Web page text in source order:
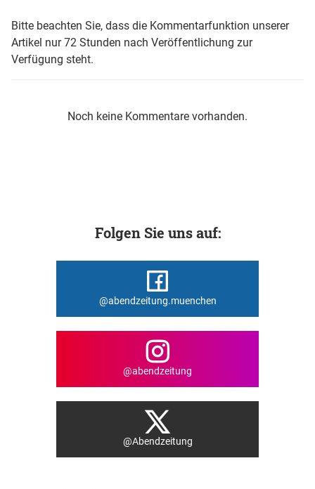
Bitte beachten Sie, dass die Kommentarfunktion unserer
Artikel nur 72 Stunden nach Veröffentlichung zur
Verfügung steht.
Noch keine Kommentare vorhanden.
Folgen Sie uns auf:
@abendzeitung.muenchen
@abendzeitung
@Abendzeitung